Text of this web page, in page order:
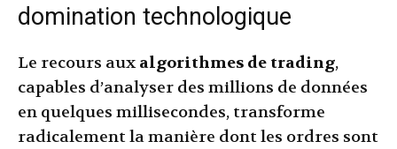
domination technologique
Le recours auxalgorithmes de trading,
capables d’analyser des millions de données
en quelques millisecondes, transforme
radicalement la manière dont les ordres sont